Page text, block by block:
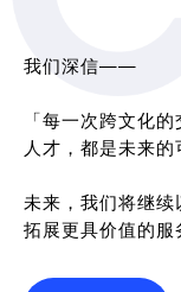
我们深信——
「每一次跨文化
人才，都是未来的
未来，我们将继
拓展更具价值的服